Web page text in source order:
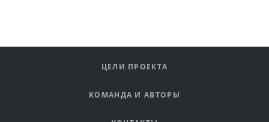
ЦЕЛИ ПРОЕКТА
КОМАНДА И АВТОРЫ